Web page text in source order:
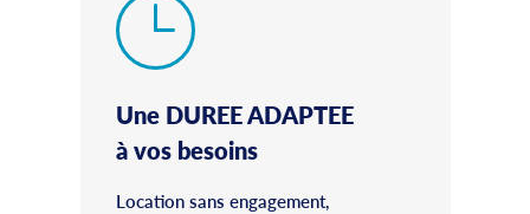
Une DUREE ADAPTEE
à vos besoins
Location sans engagement,